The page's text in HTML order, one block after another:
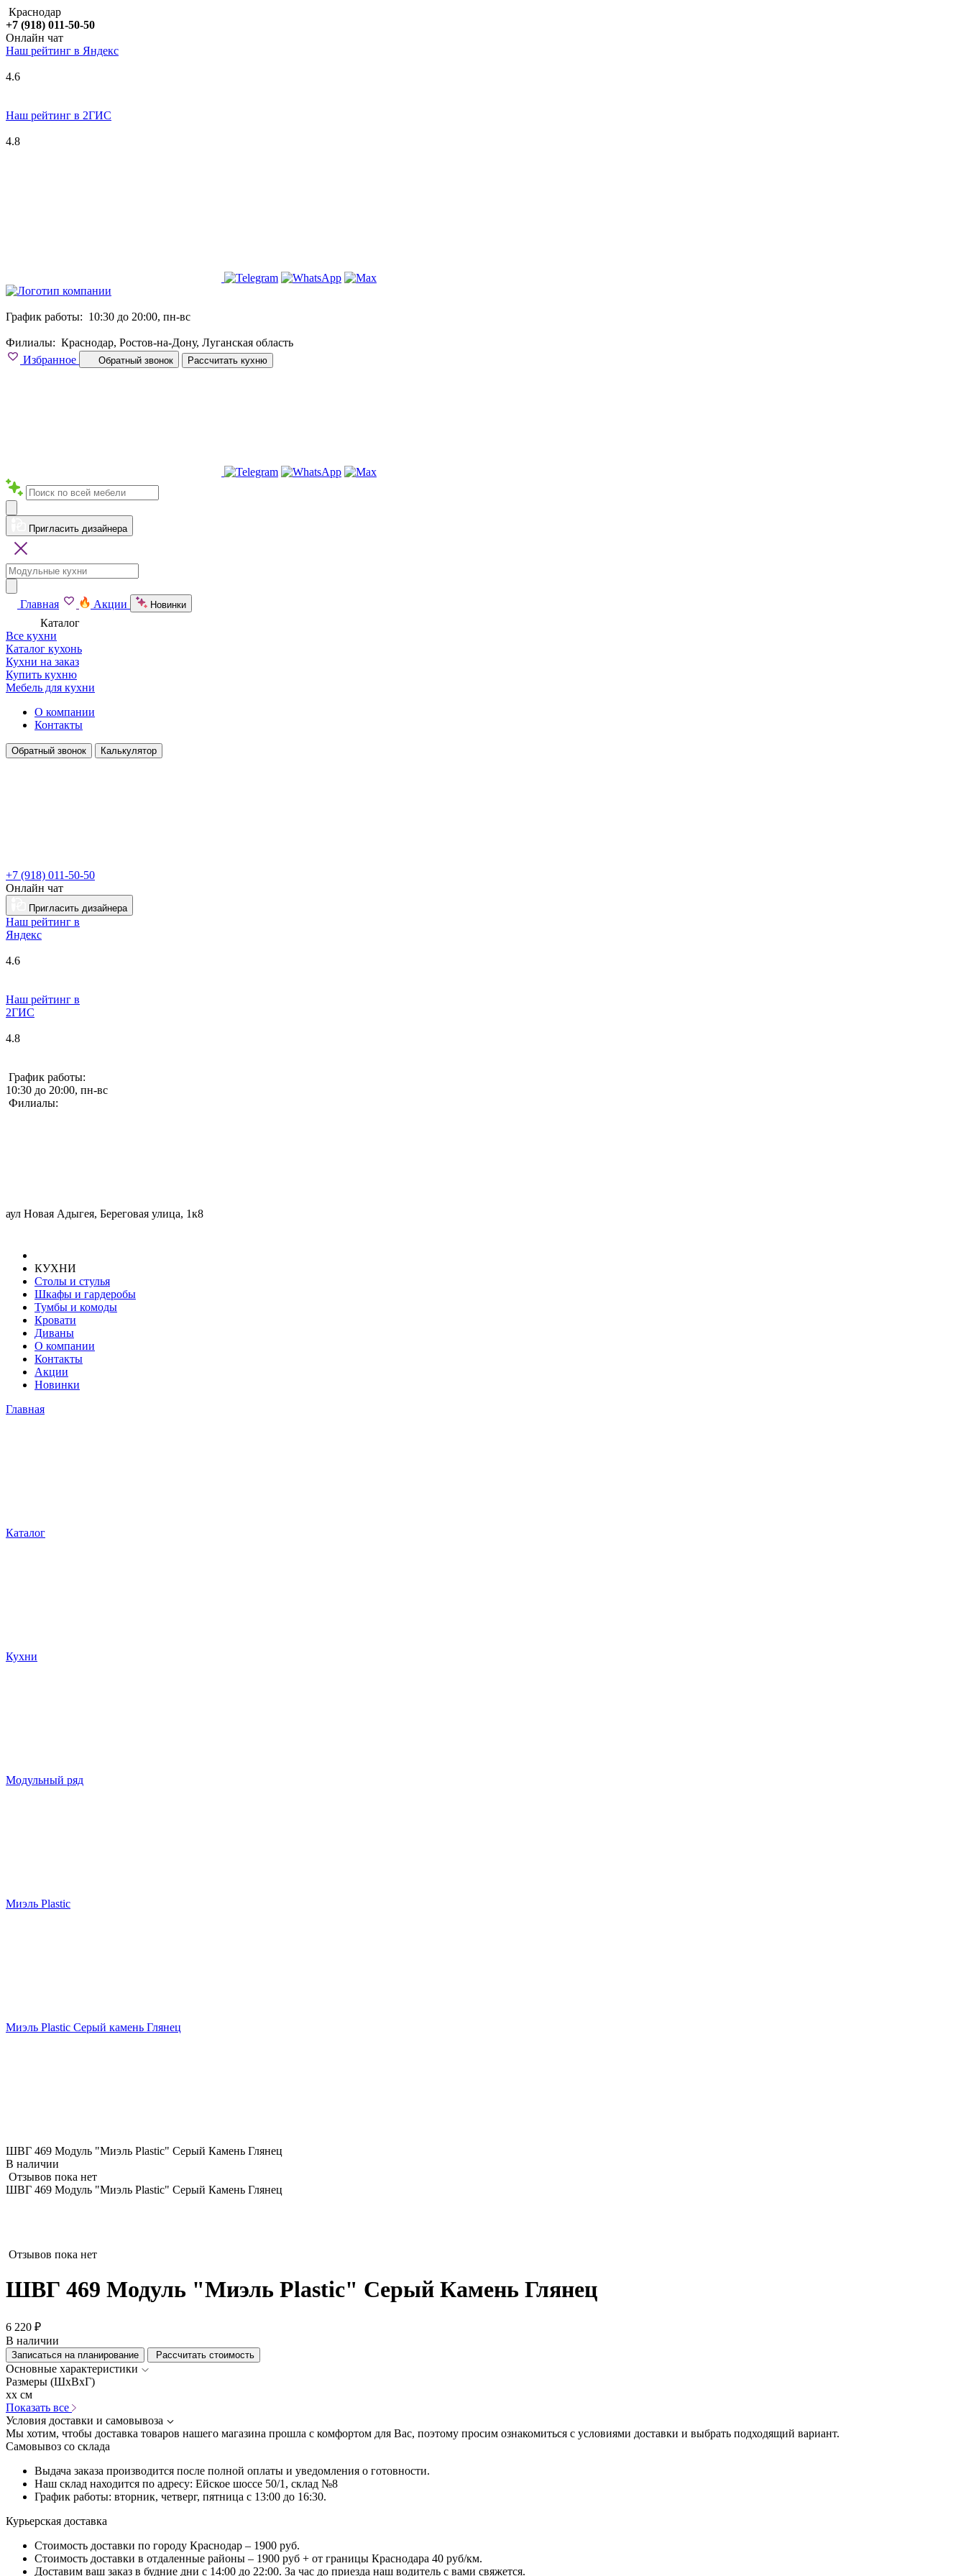
Краснодар
+7 (918) 011-50-50
Онлайн чат
Наш рейтинг в Яндекс
4.6
Наш рейтинг в 2ГИС
4.8
График работы: 10:30 до 20:00, пн-вс
Филиалы: Краснодар, Ростов-на-Дону, Луганская область
Избранное
Обратный звонок Рассчитать кухню
Пригласить дизайнера
Главная Акции Новинки
Каталог
Все кухни
Каталог кухонь
Кухни на заказ
Купить кухню
Мебель для кухни
О компании
Контакты
Обратный звонок Калькулятор
+7 (918) 011-50-50
Онлайн чат
Пригласить дизайнера
Наш рейтинг в
Яндекс
4.6
Наш рейтинг в
2ГИС
4.8
График работы:
10:30 до 20:00, пн-вс
Филиалы:
аул Новая Адыгея, Береговая улица, 1к8
КУХНИ
Столы и стулья
Шкафы и гардеробы
Тумбы и комоды
Кровати
Диваны
О компании
Контакты
Акции
Новинки
Главная
Каталог
Кухни
Модульный ряд
Миэль Plastic
Миэль Plastic Серый камень Глянец
ШВГ 469 Модуль "Миэль Plastic" Серый Камень Глянец
В наличии
Отзывов пока нет
ШВГ 469 Модуль "Миэль Plastic" Серый Камень Глянец
Отзывов пока нет
ШВГ 469 Модуль "Миэль Plastic" Серый Камень Глянец
6 220 ₽
В наличии
Записаться на планирование Рассчитать стоимость
Основные характеристики
Размеры (ШхВхГ)
xx см
Показать все
Условия доставки и самовывоза
Мы хотим, чтобы доставка товаров нашего магазина прошла с комфортом для Вас, поэтому просим ознакомиться с условиями доставки и выбрать подходящий вариант.
Самовывоз со склада
Выдача заказа производится после полной оплаты и уведомления о готовности.
Наш склад находится по адресу: Ейское шоссе 50/1, склад №8
График работы: вторник, четверг, пятница с 13:00 до 16:30.
Курьерская доставка
Стоимость доставки по городу Краснодар – 1900 руб.
Стоимость доставки в отдаленные районы – 1900 руб + от границы Краснодара 40 руб/км.
Доставим ваш заказ в будние дни с 14:00 до 22:00. За час до приезда наш водитель с вами свяжется.